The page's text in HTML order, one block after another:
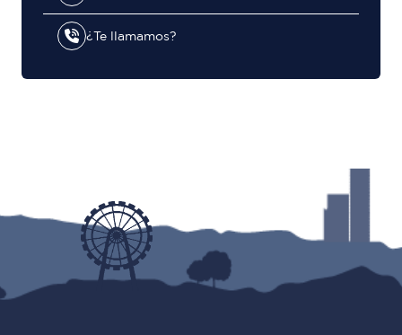
¿Te llamamos?